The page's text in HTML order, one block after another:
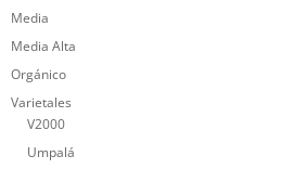
Media
Media Alta
Orgánico
Varietales
V2000
Umpalá